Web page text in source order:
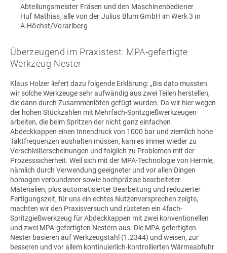
Abteilungsmeister Fräsen und den Maschinenbediener
Huf Mathias, alle von der Julius Blum GmbH im Werk 3 in
A-Höchst/Vorarlberg
Überzeugend im Praxistest: MPA-gefertigte
Werkzeug-Nester
Klaus Holzer liefert dazu folgende Erklärung: „Bis dato mussten
wir solche Werkzeuge sehr aufwändig aus zwei Teilen herstellen,
die dann durch Zusammenlöten gefügt wurden. Da wir hier wegen
der hohen Stückzahlen mit Mehrfach-Spritzgießwerkzeugen
arbeiten, die beim Spritzen der nicht ganz einfachen
Abdeckkappen einen Innendruck von 1000 bar und ziemlich hohe
Taktfrequenzen aushalten müssen, kam es immer wieder zu
Verschleißerscheinungen und folglich zu Problemen mit der
Prozesssicherheit. Weil sich mit der MPA-Technologie von Hermle,
nämlich durch Verwendung geeigneter und vor allen Dingen
homogen verbundener sowie hochpräzise bearbeiteter
Materialien, plus automatisierter Bearbeitung und reduzierter
Fertigungszeit, für uns ein echtes Nutzenversprechen zeigte,
machten wir den Praxisversuch und rüsteten ein 4fach-
Spritzgießwerkzeug für Abdeckkappen mit zwei konventionellen
und zwei MPA-gefertigten Nestern aus. Die MPA-gefertigten
Nester basieren auf Werkzeugstahl (1.2344) und weisen, zur
besseren und vor allem kontinuierlich-kontrollierten Wärmeabfuhr